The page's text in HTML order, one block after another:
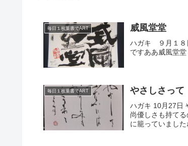
毎日１枚葉書でART 威風堂堂
ハガキ ９月１８
ですああ威風堂堂
毎日１枚葉書でART やさしさって
ハガキ 10月27日
尚優しさも持て
に籠っていまし